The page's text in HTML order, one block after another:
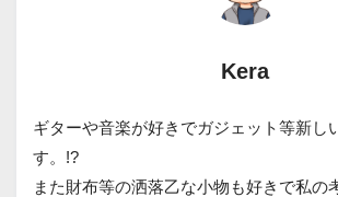
Kera
ギターや音楽が好きでガジェット等新し
す。!?
また財布等の洒落乙な小物も好きで私の